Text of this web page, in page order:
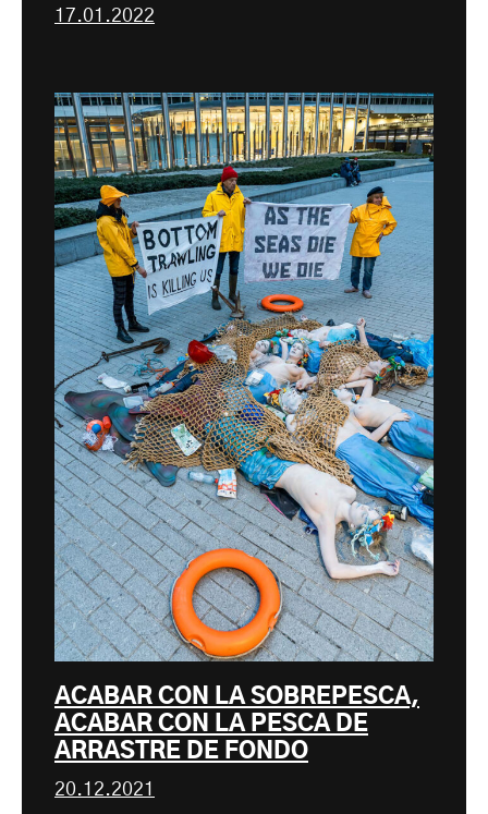
17.01.2022
ACABAR CON LA SOBREPESCA,
ACABAR CON LA PESCA DE
ARRASTRE DE FONDO
20.12.2021